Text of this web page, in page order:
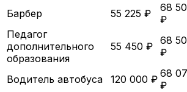
Барбер 55 225 ₽
68
₽
Педагог
дополнительного
образования
55 450 ₽ 68
₽
Водитель автобуса 120 000 ₽ 68
₽